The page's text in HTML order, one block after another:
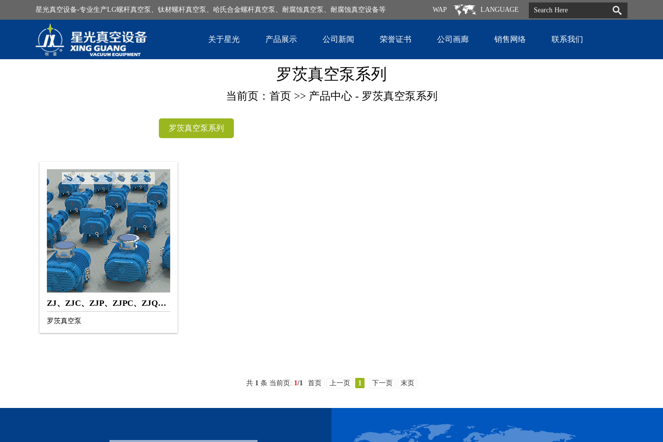
WAP LANGUAGE
星光真空设备-专业生产LG螺杆真空泵、钛材螺杆真空泵、哈氏合金螺杆真空泵、耐腐蚀真空泵、耐腐蚀真空设备等
关于星光 产品展示 公司新闻 荣誉证书 公司画廊 销售网络 联系我们
罗茨真空泵系列
当前页：首页 >> 产品中心 - 罗茨真空泵系列
罗茨真空泵系列
ZJ、ZJC、ZJP、ZJPC、ZJQ、ZJA、ZJB
罗茨真空泵
共 1条 当前页: 1/1 首页 上一页 1 下一页 末页